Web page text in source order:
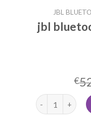
JBL
jbl
€
jbl bluetooth